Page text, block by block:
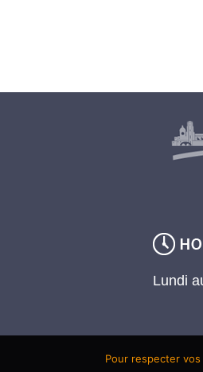
Lundi
Pour respecter